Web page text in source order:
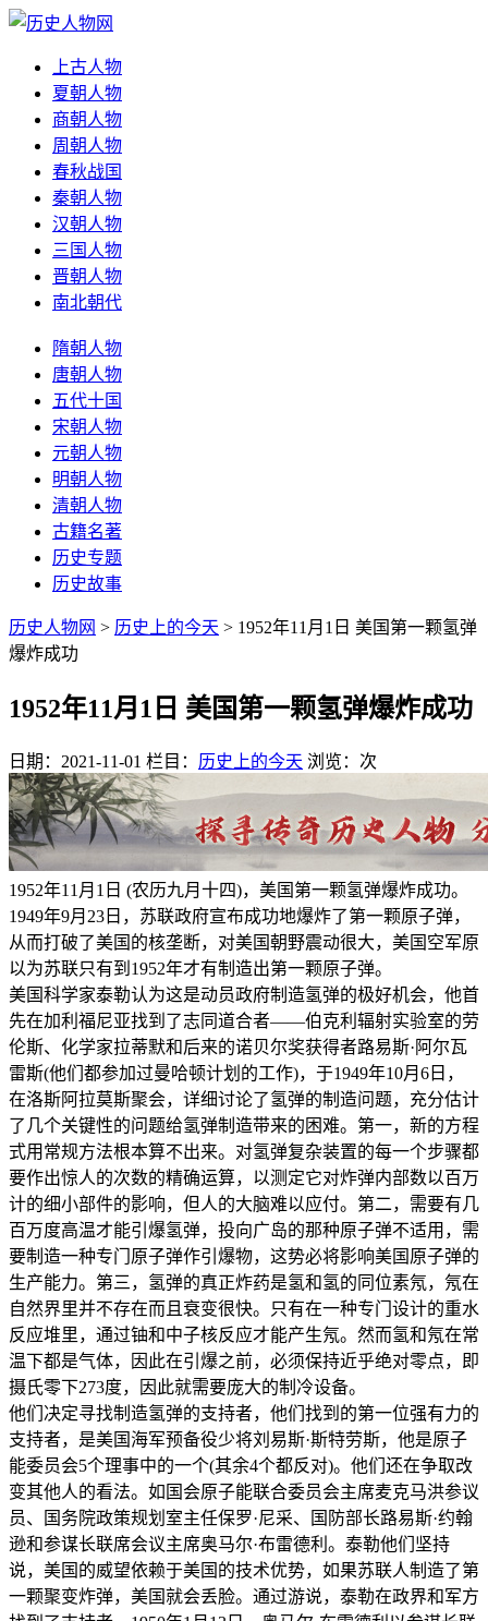
上古人物
夏朝人物
商朝人物
周朝人物
春秋战国
秦朝人物
汉朝人物
三国人物
晋朝人物
南北朝代
隋朝人物
唐朝人物
五代十国
宋朝人物
元朝人物
明朝人物
清朝人物
古籍名著
历史专题
历史故事
历史人物网 > 历史上的今天 > 1952年11月1日 美国第一颗氢弹
爆炸成功
1952年11月1日 美国第一颗氢弹爆炸成功
日期：2021-11-01 栏目： 历史上的今天 浏览： 次
1952年11月1日 (农历九月十四)，美国第一颗氢弹爆炸成功。
1949年9月23日，苏联政府宣布成功地爆炸了第一颗原子弹，
从而打破了美国的核垄断，对美国朝野震动很大，美国空军原
以为苏联只有到1952年才有制造出第一颗原子弹。
美国科学家泰勒认为这是动员政府制造氢弹的极好机会，他首
先在加利福尼亚找到了志同道合者——伯克利辐射实验室的劳
伦斯、化学家拉蒂默和后来的诺贝尔奖获得者路易斯·阿尔瓦
雷斯(他们都参加过曼哈顿计划的工作)，于1949年10月6日，
在洛斯阿拉莫斯聚会，详细讨论了氢弹的制造问题，充分估计
了几个关键性的问题给氢弹制造带来的困难。第一，新的方程
式用常规方法根本算不出来。对氢弹复杂装置的每一个步骤都
要作出惊人的次数的精确运算，以测定它对炸弹内部数以百万
计的细小部件的影响，但人的大脑难以应付。第二，需要有几
百万度高温才能引爆氢弹，投向广岛的那种原子弹不适用，需
要制造一种专门原子弹作引爆物，这势必将影响美国原子弹的
生产能力。第三，氢弹的真正炸药是氢和氢的同位素氖，氖在
自然界里并不存在而且衰变很快。只有在一种专门设计的重水
反应堆里，通过铀和中子核反应才能产生氖。然而氢和氖在常
温下都是气体，因此在引爆之前，必须保持近乎绝对零点，即
摄氏零下273度，因此就需要庞大的制冷设备。
他们决定寻找制造氢弹的支持者，他们找到的第一位强有力的
支持者，是美国海军预备役少将刘易斯·斯特劳斯，他是原子
能委员会5个理事中的一个(其余4个都反对)。他们还在争取改
变其他人的看法。如国会原子能联合委员会主席麦克马洪参议
员、国务院政策规划室主任保罗·尼采、国防部长路易斯·约翰
逊和参谋长联席会议主席奥马尔·布雷德利。泰勒他们坚持
说，美国的威望依赖于美国的技术优势，如果苏联人制造了第
一颗聚变炸弹，美国就会丢脸。通过游说，泰勒在政界和军方